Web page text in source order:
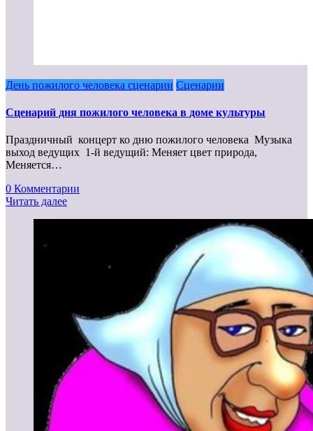
День пожилого человека сценарии Сценарии
Сценарий дня пожилого человека в доме культуры
Праздничный концерт ко дню пожилого человека Музыка
выход ведущих 1-й ведущий: Меняет цвет природа,
Меняется…
0 Комментарии
Читать далее